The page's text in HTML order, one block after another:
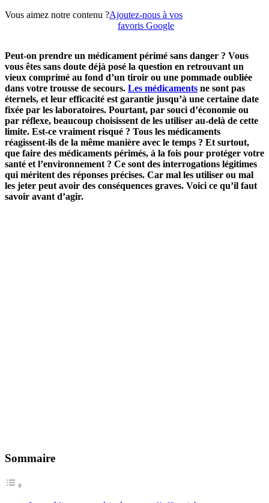
Vous aimez notre contenu ?Ajoutez-nous à vos
favoris Google
Peut-on prendre un médicament périmé sans danger ? Vous
vous êtes sans doute déjà posé la question en retrouvant un
vieux comprimé au fond d’un tiroir ou une pommade oubliée
dans votre trousse de secours. Les médicaments ne sont pas
éternels, et leur efficacité est garantie jusqu’à une certaine date
fixée par les laboratoires. Pourtant, par souci d’économie ou
par réflexe, beaucoup choisissent de les utiliser au-delà de cette
limite. Est-ce vraiment risqué ? Tous les médicaments
réagissent-ils de la même manière avec le temps ? Et surtout,
que faire des médicaments périmés, à la fois pour protéger votre
santé et l’environnement ? Ce sont des interrogations légitimes
qui méritent des réponses précises. Car mal les utiliser ou mal
les jeter peut avoir des conséquences graves. Voici ce qu’il faut
savoir avant d’agir.
Sommaire